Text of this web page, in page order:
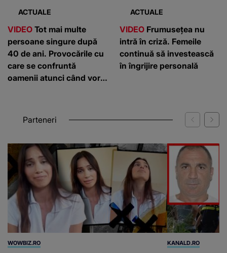
ACTUALE
VIDEO Tot mai multe
persoane singure după
40 de ani. Provocările cu
care se confruntă
oamenii atunci când vor
ACTUALE
VIDEO Frumusețea nu
intră în criză. Femeile
continuă să investească
în îngrijire personală
Parteneri
WOWBIZ.RO KANALD.RO